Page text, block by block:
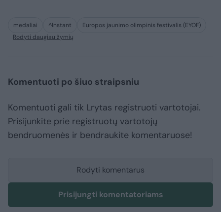
medaliai ^Instant
Europos jaunimo olimpinis festivalis (EYOF)
Rodyti daugiau žymių
Komentuoti po šiuo straipsniu
Komentuoti gali tik Lrytas registruoti vartotojai.
Prisijunkite prie registruotų vartotojų
bendruomenės ir bendraukite komentaruose!
Rodyti komentarus
Prisijungti komentatoriams